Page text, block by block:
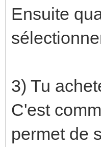
Ensuite
3) Tu
C'est
permet de